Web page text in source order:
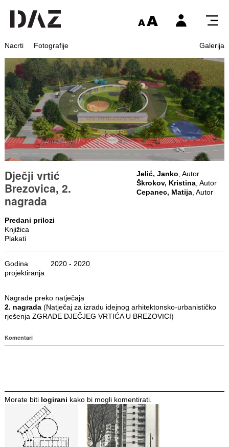
Nacrti Fotografije Galerija
Dječji vrtić
Brezovica, 2.
nagrada
Jelić, Janko , Autor
Škrokov, Kristina , Autor
Cepanec, Matija , Autor
Predani prilozi
Knjižica
Plakati
Godina
projektiranja
2020 - 2020
Nagrade preko natječaja
2. nagrada(Natječaj za izradu idejnog arhitektonsko-urbanističko
rješenja ZGRADE DJEČJEG VRTIĆA U BREZOVICI)
Komentari
Morate biti logirani kako bi mogli komentirati.